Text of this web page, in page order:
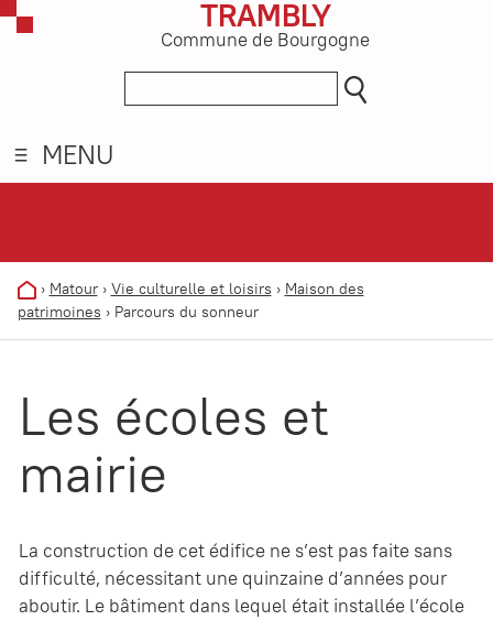
TRAMBLY
Commune de Bourgogne
MENU
› Matour› Vie culturelle et loisirs › Maison des
patrimoines › Parcours du sonneur
Les écoles et
mairie
La construction de cet édifice ne s’est pas faite sans
difficulté, nécessitant une quinzaine d’années pour
aboutir. Le bâtiment dans lequel était installée l’école